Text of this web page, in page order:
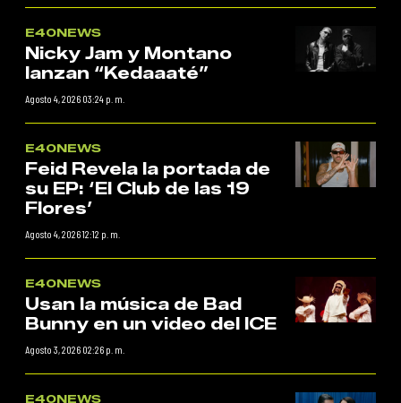
E40NEWS
Nicky Jam y Montano
lanzan “Kedaaaté”
Agosto 4, 2026 03:24 p. m.
E40NEWS
Feid Revela la portada de
su EP: ‘El Club de las 19
Flores’
Agosto 4, 2026 12:12 p. m.
E40NEWS
Usan la música de Bad
Bunny en un video del ICE
Agosto 3, 2026 02:26 p. m.
E40NEWS